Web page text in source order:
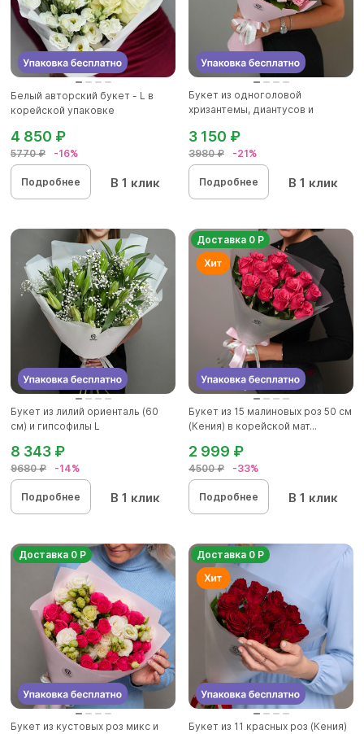
Белый авторский букет - L в
корейской упаковке
5770 ₽ -16%
4 850 ₽
Подробнее В 1 клик
Букет из одноголовой
хризантемы, диантусов и
3980 ₽ -21%
3 150 ₽
Подробнее В 1 клик
Букет из лилий ориенталь (60
см) и гипсофилы L
9680 ₽ -14%
8 343 ₽
Подробнее В 1 клик
Доставка 0 Р
Букет из 15 малиновых роз 50 см
(Кения) в корейской мат...
4500 ₽ -33%
2 999 ₽
Подробнее В 1 клик
Доставка 0 Р
Букет из кустовых роз микс и
Доставка 0 Р
Букет из 11 красных роз (Кения)